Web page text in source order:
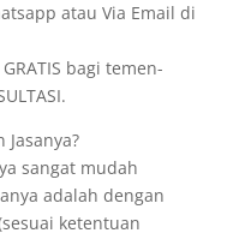
atau Via Email di
bagi temen-
sangat mudah
adalah dengan
ketentuan